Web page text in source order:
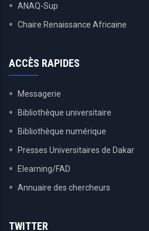
ANAQ-Sup
Chaire Renaissance Africaine
ACCÈS RAPIDES
Messagerie
Bibliothèque universitaire
Bibliothèque numérique
Presses Universitaires de Dakar
Elearning/FAD
Annuaire des chercheurs
TWITTER